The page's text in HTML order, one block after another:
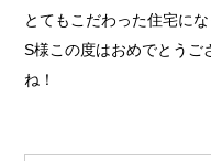
とてもこだわった住宅に
S様この度はおめでとうご
ね！